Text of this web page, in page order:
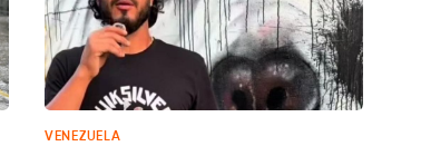
VENEZUELA